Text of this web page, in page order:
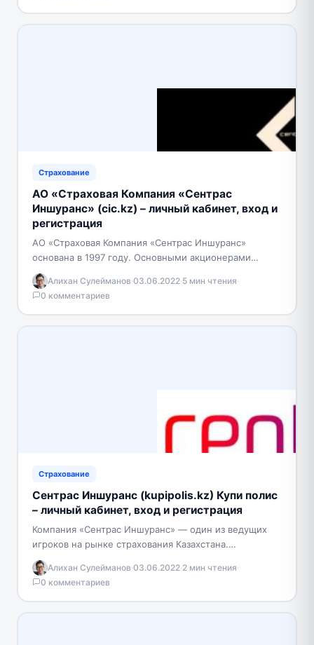
Страхование
АО «Страховая Компания «Сентрас
Иншуранс» (cic.kz) – личный кабинет, вход и
регистрация
АО «Страховая Компания «Сентрас Иншуранс»
основана в 1997 году. Основными акционерами
компании являются крупные организации, входящие в
группу «Centras». Группа «Centras» оказывает…
Алихан Сулейманов·03.06.2022·5 мин чтения·
0 комментариев
Страхование
Сентрас Иншуранс (kupipolis.kz) Купи полис
– личный кабинет, вход и регистрация
Компания «Сентрас Иншуранс» — один из ведущих
игроков на рынке страхования Казахстана.
Обслуживает 1 000 000 клиентов по стране,
объединяет 17 филиалов…
Алихан Сулейманов·03.06.2022·2 мин чтения·
0 комментариев